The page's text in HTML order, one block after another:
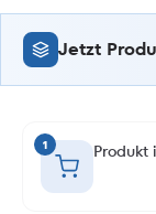
Jetzt
1 Produkt